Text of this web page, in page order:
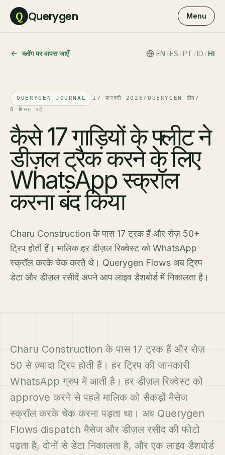
Q Querygen Menu
ब्लॉग पर वापस जाएँ EN /ES /PT /ID / HI
QUERYGEN JOURNAL 17 फरवरी 2026 / QUERYGEN टीम /
8 मिनट पढ़ें
कैसे 17 गाड़ियों के फ्लीट ने
डीज़ल ट्रैक करने के लिए
WhatsApp स्क्रॉल
करना बंद किया
Charu Construction के पास 17 ट्रक हैं और रोज़ 50+
ट्रिप होती हैं। मालिक हर डीज़ल रिक्वेस्ट को WhatsApp
स्क्रॉल करके चेक करते थे। Querygen Flows अब ट्रिप
डेटा और डीज़ल रसीदें अपने आप लाइव डैशबोर्ड में निकालता है।
Charu Construction के पास 17 ट्रक हैं और रोज़
50 से ज़्यादा ट्रिप होती हैं। हर ट्रिप की जानकारी
WhatsApp ग्रुप में आती है। हर डीज़ल रिक्वेस्ट को
approve करने से पहले मालिक को सैकड़ों मैसेज
स्क्रॉल करके चेक करना पड़ता था। अब Querygen
Flows dispatch मैसेज और डीज़ल रसीद की फोटो
पढ़ता है, दोनों से डेटा निकालता है, और एक लाइव डैशबोर्ड